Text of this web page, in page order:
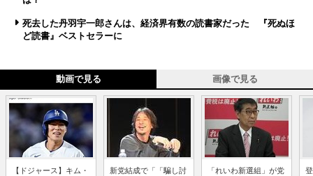
死去した丹羽宇一郎さんは、経済界有数の読書家だった 『死ぬほ
ど読書』ベストセラーに
動画で見る 画像で見る
【ドジャース】キム・
新党結成で「「騙し討
「れいわ新選組」が党